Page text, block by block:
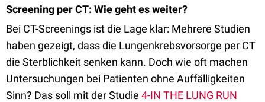
Screening per CT: Wie geht es weiter?
Bei CT-Screenings ist die Lage klar: Mehrere Studien
haben gezeigt, dass die Lungenkrebsvorsorge per CT
die Sterblichkeit senken kann. Doch wie oft machen
Untersuchungen bei Patienten ohne Auffälligkeiten
Sinn? Das soll mit der Studie 4-IN THE LUNG RUN